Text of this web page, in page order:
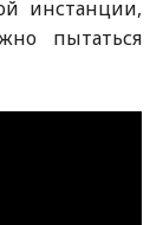
инстанции,
пытаться